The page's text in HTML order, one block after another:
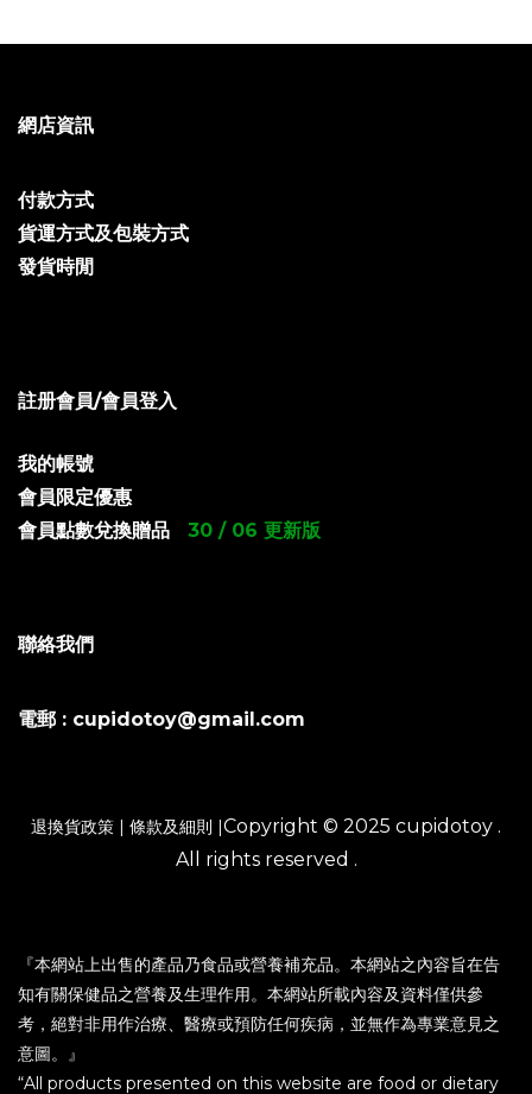
網店資訊
付款方式
貨運方式及包裝方式
發貨時閒
註册會員/會員登入
我的帳號
會員限定優惠
會員點數兌換贈品
30 / 06 更新版
聯絡我們
電郵 : cupidotoy@gmail.com
退換貨政策 條款及細則
Copyright © 2025 cupidotoy .
All rights reserved .
『本網站上出售的產品乃食品或營養補充品。本網站之內容旨在告
知有關保健品之營養及生理作用。本網站所載內容及資料僅供參
考，絕對非用作治療、醫療或預防任何疾病，並無作為專業意見之
意圖。』
“All products presented on this website are food or dietary